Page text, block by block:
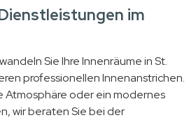
im
Sie Ihre Innenräume in St.
professionellen Innenanstrichen.
Atmosphäre oder ein modernes
wir beraten Sie bei der